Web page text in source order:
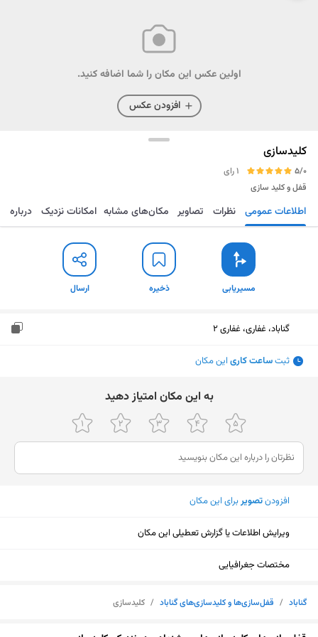
اولین عکس این مکان را شما اضافه کنید.
افزودن عکس
کلیدسازی
5/0
1 رای
قفل و کلید سازی
مسیریابی ذخیره ارسال اطلاعات عمومی نظرات تصاویر مکان‌های مشابه امکانات نزدیک درباره
مسیریابی ذخیره ارسال
گناباد، غفاری، غفاری 2
ثبتساعت کاری این مکان
ﺑﻪ اﯾﻦ ﻣﮑﺎن اﻣﺘﯿﺎز دﻫﯿﺪ
افزودنتصویربرای این مکان
ویرایش اطلاعات یا گزارش تعطیلی این مکان
مختصات جغرافیایی
گناباد / قفل‌سازی‌ها و کلیدسازی‌های گناباد / کلیدسازی